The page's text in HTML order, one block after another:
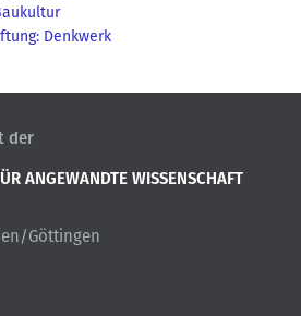
Denkwerk
der
ANGEWANDTE WISSENSCHAFT
Göttingen